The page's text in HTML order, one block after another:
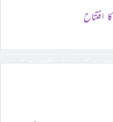
افتتاح